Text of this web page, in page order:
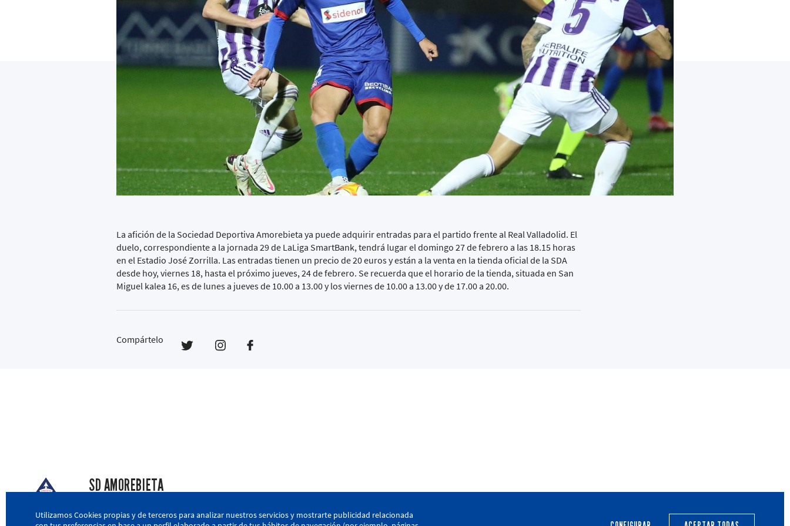
La afición de la Sociedad Deportiva Amorebieta ya puede adquirir entradas para el partido frente al Real Valladolid. El
duelo, correspondiente a la jornada 29 de LaLiga SmartBank, tendrá lugar el domingo 27 de febrero a las 18.15 horas
en el Estadio José Zorrilla. Las entradas tienen un precio de 20 euros y están a la venta en la tienda oficial de la SDA
desde hoy, viernes 18, hasta el próximo jueves, 24 de febrero. Se recuerda que el horario de la tienda, situada en San
Miguel kalea 16, es de lunes a jueves de 10.00 a 13.00 y los viernes de 10.00 a 13.00 y de 17.00 a 20.00.
Compártelo
SD AMOREBIETA
ACTUALIDAD CALENDARIO
Utilizamos Cookies propias y de terceros para analizar nuestros servicios y mostrarte publicidad relacionada